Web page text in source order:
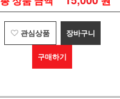
관심상품 장바구니
구매하기